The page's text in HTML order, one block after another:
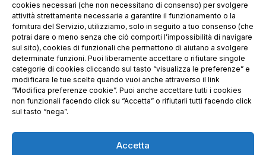
cookies necessari (che non necessitano di consenso) per svolgere
attività strettamente necessarie a garantire il funzionamento o la
fornitura del Servizio, utilizziamo, solo in seguito a tuo consenso (che
potrai dare o meno senza che ciò comporti l’impossibilità di navigare
sul sito), cookies di funzionali che permettono di aiutano a svolgere
determinate funzioni. Puoi liberamente accettare o rifiutare singole
categorie di cookies cliccando sul tasto “visualizza le preferenze” e
modificare le tue scelte quando vuoi anche attraverso il link
“Modifica preferenze cookie”. Puoi anche accettare tutti i cookies
non funzionali facendo click su “Accetta” o rifiutarli tutti facendo click
sul tasto “nega”.
Accetta
Richiedi i nostri prodotti certificati FSC®